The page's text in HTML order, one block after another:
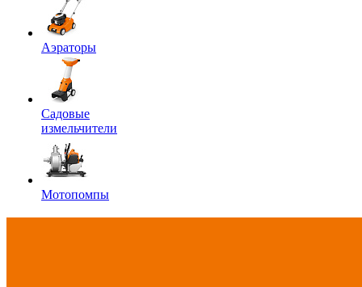
Аэраторы
Садовые
измельчители
Мотопомпы